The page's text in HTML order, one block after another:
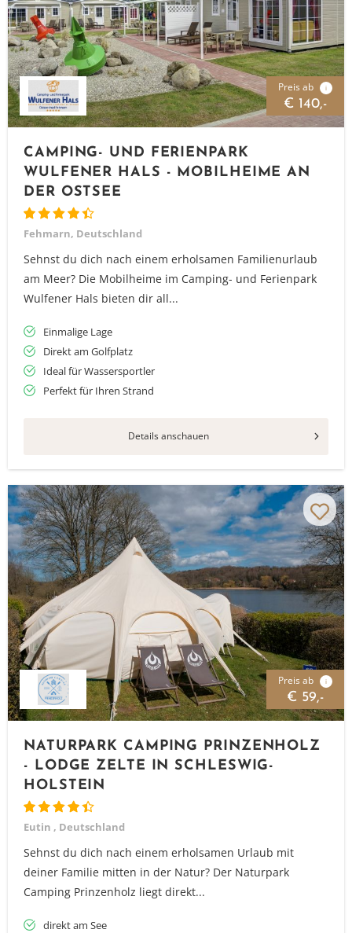
Preis ab i
€ 140,-
CAMPING- UND FERIENPARK
WULFENER HALS - MOBILHEIME AN
DER OSTSEE
Fehmarn, Deutschland
Sehnst du dich nach einem erholsamen Familienurlaub
am Meer? Die Mobilheime im Camping- und Ferienpark
Wulfener Hals bieten dir all...
Einmalige Lage
Direkt am Golfplatz
Ideal für Wassersportler
Perfekt für Ihren Strand
Details anschauen
Preis ab i
€ 59,-
NATURPARK CAMPING PRINZENHOLZ
- LODGE ZELTE IN SCHLESWIG-
HOLSTEIN
Eutin , Deutschland
Sehnst du dich nach einem erholsamen Urlaub mit
deiner Familie mitten in der Natur? Der Naturpark
Camping Prinzenholz liegt direkt...
direkt am See